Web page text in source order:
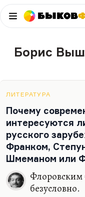
Быков
Борис
ЛИТЕРАТУРА
Почему
интересуются
русского
Франком,
Шмеманом или
Флоровским
безусловно.